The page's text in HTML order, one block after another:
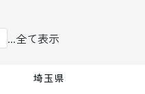
...全て表示
埼玉県